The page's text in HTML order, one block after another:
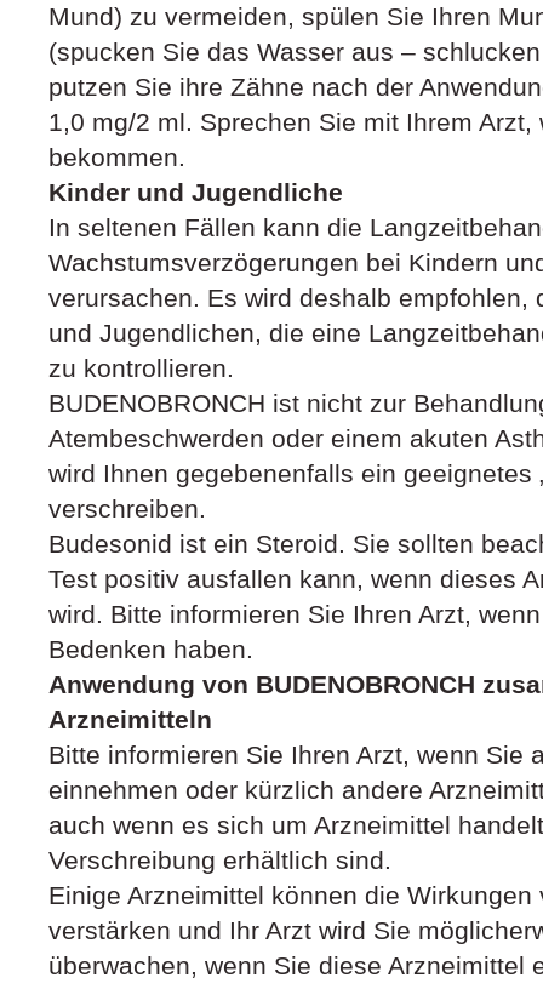
Mund) zu vermeiden, spülen Sie Ihren
(spucken Sie das Wasser aus –
putzen Sie ihre Zähne nach der
1,0 mg/2 ml. Sprechen Sie mit Ihrem Arzt,
bekommen.
Kinder und Jugendliche
In seltenen Fällen kann die
Wachstumsverzögerungen bei Kindern
verursachen. Es wird deshalb empfohlen,
und Jugendlichen, die eine
zu kontrollieren.
BUDENOBRONCH ist nicht zur
Atembeschwerden oder einem akuten
wird Ihnen gegebenenfalls ein geeignetes
verschreiben.
Budesonid ist ein Steroid. Sie sollten
Test positiv ausfallen kann, wenn dieses
wird. Bitte informieren Sie Ihren Arzt,
Bedenken haben.
Anwendung von BUDENOBRONCH
Arzneimitteln
Bitte informieren Sie Ihren Arzt, wenn Sie
einnehmen oder kürzlich andere
auch wenn es sich um Arzneimittel
Verschreibung erhältlich sind.
Einige Arzneimittel können die Wirkungen
verstärken und Ihr Arzt wird Sie
überwachen, wenn Sie diese Arzneimittel